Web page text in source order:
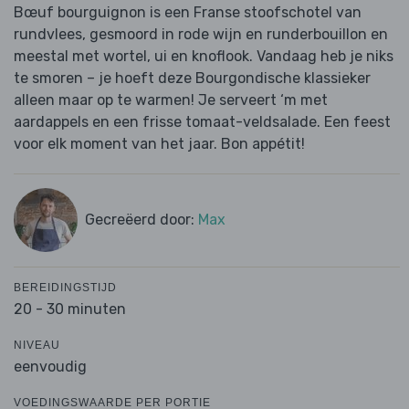
Bœuf bourguignon is een Franse stoofschotel van
rundvlees, gesmoord in rode wijn en runderbouillon en
meestal met wortel, ui en knoflook. Vandaag heb je niks
te smoren – je hoeft deze Bourgondische klassieker
alleen maar op te warmen! Je serveert ‘m met
aardappels en een frisse tomaat-veldsalade. Een feest
voor elk moment van het jaar. Bon appétit!
Gecreëerd door: Max
BEREIDINGSTIJD
20 - 30 minuten
NIVEAU
eenvoudig
VOEDINGSWAARDE PER PORTIE